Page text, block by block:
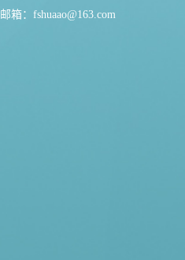
邮箱： fshuaao@163.com